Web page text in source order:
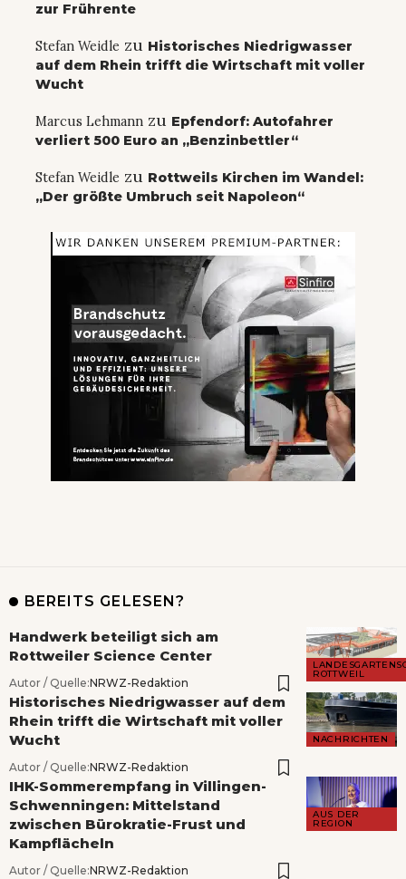
zur Frührente
Stefan Weidle zu Historisches Niedrigwasser
auf dem Rhein trifft die Wirtschaft mit voller
Wucht
Marcus Lehmann zu Epfendorf: Autofahrer
verliert 500 Euro an „Benzinbettler“
Stefan Weidle zu Rottweils Kirchen im Wandel:
„Der größte Umbruch seit Napoleon“
BEREITS GELESEN?
ROTTWEIL
Handwerk beteiligt sich am
Rottweiler Science Center
Autor / Quelle:NRWZ-Redaktion
NACHRICHTEN
Historisches Niedrigwasser auf dem
Rhein trifft die Wirtschaft mit voller
Wucht
Autor / Quelle:NRWZ-Redaktion
AUS DER
REGION
IHK-Sommerempfang in Villingen-
Schwenningen: Mittelstand
zwischen Bürokratie-Frust und
Kampflächeln
Autor / Quelle:NRWZ-Redaktion